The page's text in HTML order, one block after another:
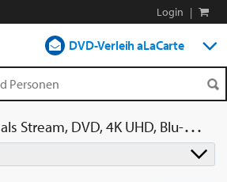
Login |
DVD-Verleih aLaCarte
als Stream, DVD, 4K UHD, Blu-ray, Blu-ray 3D